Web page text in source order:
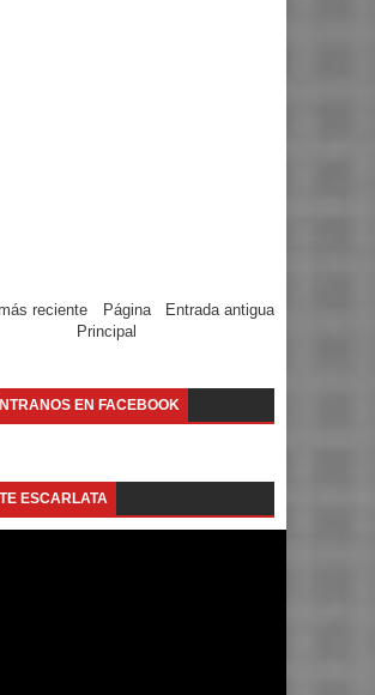
reciente Entrada antigua
Página
Principal
EN FACEBOOK
ESCARLATA